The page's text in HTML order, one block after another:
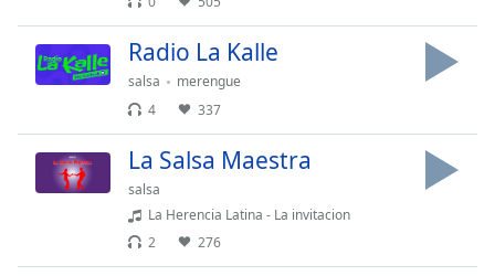
Radio La Kalle
salsa
merengue
4
337
La Salsa Maestra
salsa
La Herencia Latina - La invitacion
2
276